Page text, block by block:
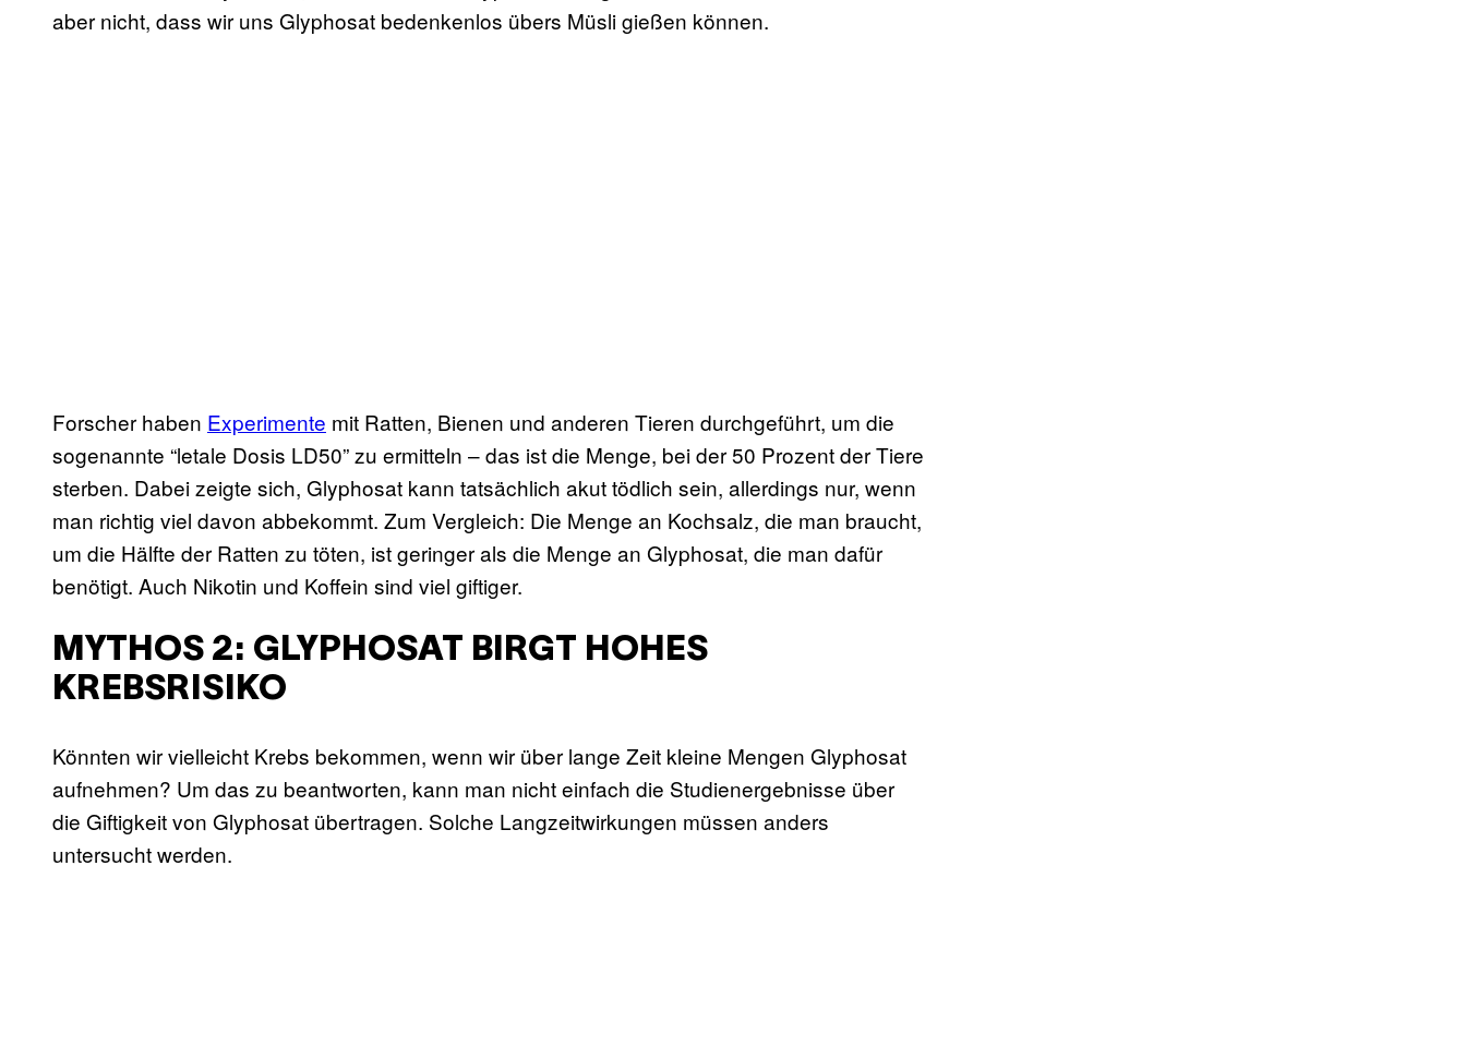
aber nicht, dass wir uns Glyphosat bedenkenlos übers Müsli gießen können.
Forscher haben Experimente mit Ratten, Bienen und anderen Tieren durchgeführt, um die
sogenannte “letale Dosis LD50” zu ermitteln – das ist die Menge, bei der 50 Prozent der Tiere
sterben. Dabei zeigte sich, Glyphosat kann tatsächlich akut tödlich sein, allerdings nur, wenn
man richtig viel davon abbekommt. Zum Vergleich: Die Menge an Kochsalz, die man braucht,
um die Hälfte der Ratten zu töten, ist geringer als die Menge an Glyphosat, die man dafür
benötigt. Auch Nikotin und Koffein sind viel giftiger.
MYTHOS 2: GLYPHOSAT BIRGT HOHES
KREBSRISIKO
Könnten wir vielleicht Krebs bekommen, wenn wir über lange Zeit kleine Mengen Glyphosat
aufnehmen? Um das zu beantworten, kann man nicht einfach die Studienergebnisse über
die Giftigkeit von Glyphosat übertragen. Solche Langzeitwirkungen müssen anders
untersucht werden.